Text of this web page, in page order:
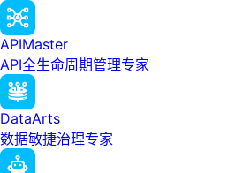
APIMaster
API全生命周期管理专家
DataArts
数据敏捷治理专家